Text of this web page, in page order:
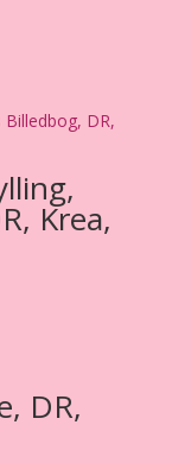
Krea,
DR,